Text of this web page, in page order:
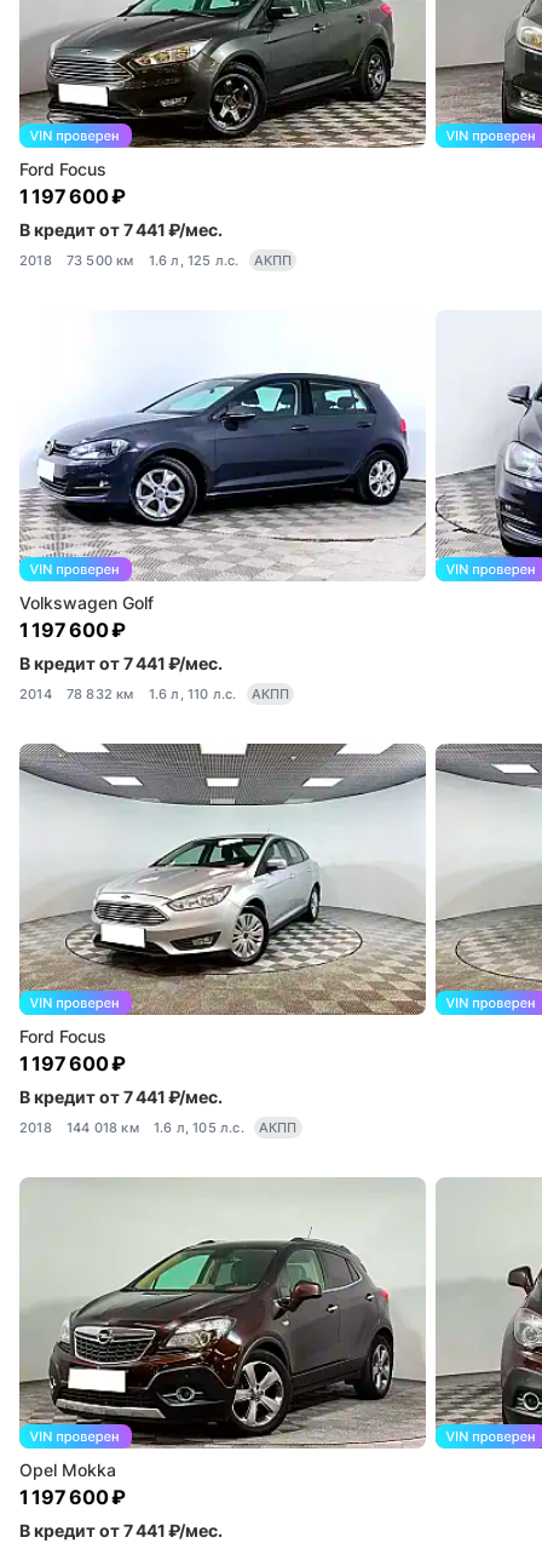
Ford Focus
1 197 600 ₽
В кредит от 7 441 ₽/мес.
2018 73 500 км 1.6 л, 125 л.с. АКПП
Volkswagen Golf
1 197 600 ₽
В кредит от 7 441 ₽/мес.
2014 78 832 км 1.6 л, 110 л.с. АКПП
Ford Focus
1 197 600 ₽
В кредит от 7 441 ₽/мес.
2018 144 018 км 1.6 л, 105 л.с. АКПП
Opel Mokka
1 197 600 ₽
В кредит от 7 441 ₽/мес.